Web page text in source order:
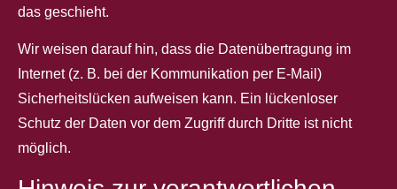
das geschieht.
Wir weisen darauf hin, dass die Datenübertragung im
Internet (z. B. bei der Kommunikation per E-Mail)
Sicherheitslücken aufweisen kann. Ein lückenloser
Schutz der Daten vor dem Zugriff durch Dritte ist nicht
möglich.